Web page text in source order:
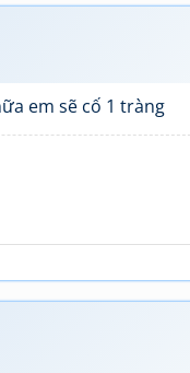
em sẽ cố 1 tràng